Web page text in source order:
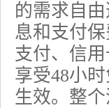
的需求自
息和支付
支付、 信
享受48小
生效。整